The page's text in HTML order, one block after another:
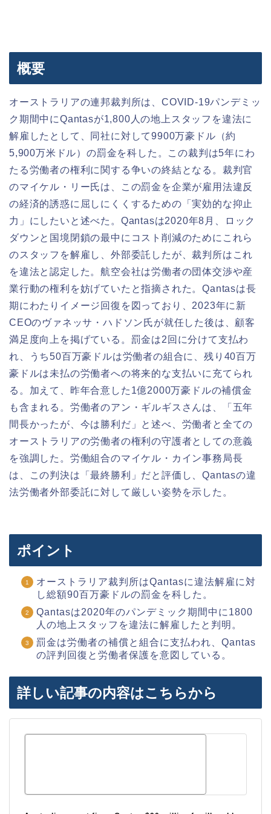
概要
オーストラリアの連邦裁判所は、COVID-19パンデミッ
ク期間中にQantasが1,800人の地上スタッフを違法に
解雇したとして、同社に対して9900万豪ドル（約
5,900万米ドル）の罰金を科した。この裁判は5年にわ
たる労働者の権利に関する争いの終結となる。裁判官
のマイケル・リー氏は、この罰金を企業が雇用法違反
の経済的誘惑に屈しにくくするための「実効的な抑止
力」にしたいと述べた。Qantasは2020年8月、ロック
ダウンと国境閉鎖の最中にコスト削減のためにこれら
のスタッフを解雇し、外部委託したが、裁判所はこれ
を違法と認定した。航空会社は労働者の団体交渉や産
業行動の権利を妨げていたと指摘された。Qantasは長
期にわたりイメージ回復を図っており、2023年に新
CEOのヴァネッサ・ハドソン氏が就任した後は、顧客
満足度向上を掲げている。罰金は2回に分けて支払わ
れ、うち50百万豪ドルは労働者の組合に、残り40百万
豪ドルは未払の労働者への将来的な支払いに充てられ
る。加えて、昨年合意した1億2000万豪ドルの補償金
も含まれる。労働者のアン・ギルギスさんは、「五年
間長かったが、今は勝利だ」と述べ、労働者と全ての
オーストラリアの労働者の権利の守護者としての意義
を強調した。労働組合のマイケル・カイン事務局長
は、この判決は「最終勝利」だと評価し、Qantasの違
法労働者外部委託に対して厳しい姿勢を示した。
ポイント
オーストラリア裁判所はQantasに違法解雇に対
し総額90百万豪ドルの罰金を科した。
Qantasは2020年のパンデミック期間中に1800
人の地上スタッフを違法に解雇したと判明。
罰金は労働者の補償と組合に支払われ、Qantas
の評判回復と労働者保護を意図している。
詳しい記事の内容はこちらから